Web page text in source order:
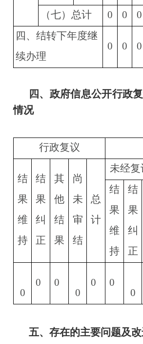
（七）总计 0 0 0
四、结转下年度继
续办理
0 0 0
四、 政府信息公开行政
情况
行政复议
结
果
维
持
结
果
纠
正
其
他
结
果
尚
未
审
结
总
计
未经
结
果
维
持
结
果
纠
正
0
0
0
0
0
0
0
五、存在的主要问题及